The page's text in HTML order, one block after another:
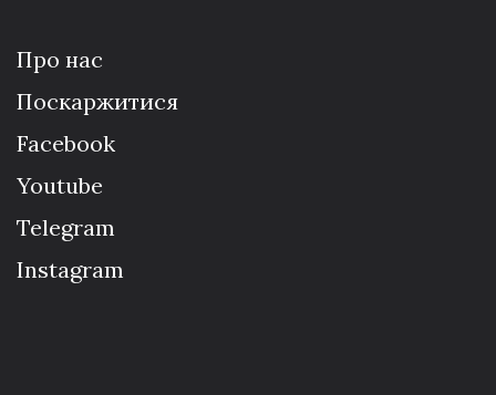
Про нас
Поскаржитися
Facebook
Youtube
Telegram
Instagram